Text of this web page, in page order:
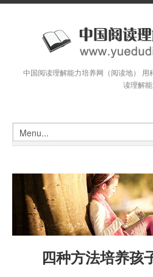
中国阅读理解能力培养网（阅读地）
读理解
四种方法培养孩